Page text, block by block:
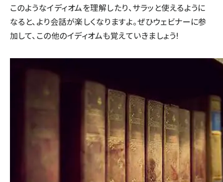
このようなイディオムを理解したり、サラッと使えるように
なると、より会話が楽しくなりますよ。ぜひウェビナーに参
加して、この他のイディオムも覚えていきましょう!